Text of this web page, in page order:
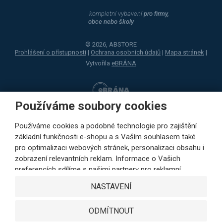
Používáme soubory cookies
Používáme cookies a podobné technologie pro zajištění
základní funkčnosti e-shopu a s Vaším souhlasem také
pro optimalizaci webových stránek, personalizaci obsahu i
zobrazení relevantních reklam. Informace o Vašich
preferencích sdílíme s našimi partnery pro reklamní,
sociální sítě i podrobné analýzy pouze s Vaším souhlasem.
Partneři mohou tyto údaje v rámci personalizace reklamy
využívání jejich služeb. Kliknutím na tlačítko SOUHLASÍM
NASTAVENÍ
ODMÍTNOUT
kompletní vybavenípro firmy,
obce nebo školy
© 2026, ABSTORE
Prohlášení o přístupnosti | Ochrana osobních údajů | Mapa stránek |
Vytvořila eBRÁNA